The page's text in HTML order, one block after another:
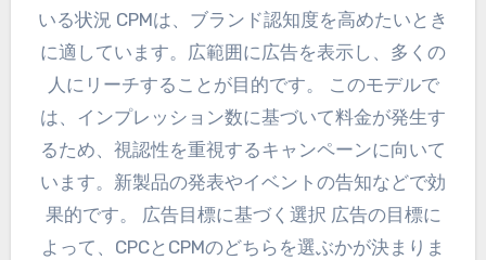
いる状況 CPMは、ブランド認知度を高めたいとき
に適しています。広範囲に広告を表示し、多くの
人にリーチすることが目的です。 このモデルで
は、インプレッション数に基づいて料金が発生す
るため、視認性を重視するキャンペーンに向いて
います。新製品の発表やイベントの告知などで効
果的です。 広告目標に基づく選択 広告の目標に
よって、CPCとCPMのどちらを選ぶかが決まりま